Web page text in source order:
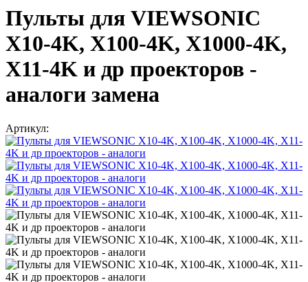
Пульты для VIEWSONIC
X10-4K, X100-4K, X1000-4K,
X11-4K и др проекторов -
аналоги замена
Артикул: